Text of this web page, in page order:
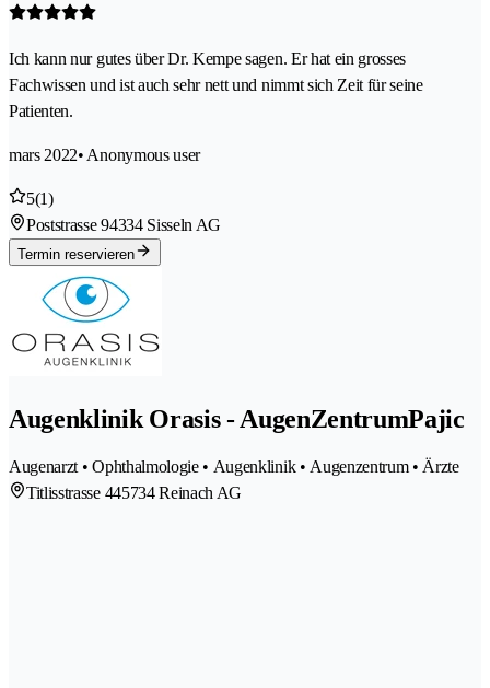
Ich kann nur gutes über Dr. Kempe sagen. Er hat ein grosses
Fachwissen und ist auch sehr nett und nimmt sich Zeit für seine
Patienten.
mars 2022• Anonymous user
5(1)
Poststrasse 94334 Sisseln AG
Termin reservieren
Augenklinik Orasis - AugenZentrumPajic
Augenarzt • Ophthalmologie • Augenklinik • Augenzentrum • Ärzte
Titlisstrasse 445734 Reinach AG